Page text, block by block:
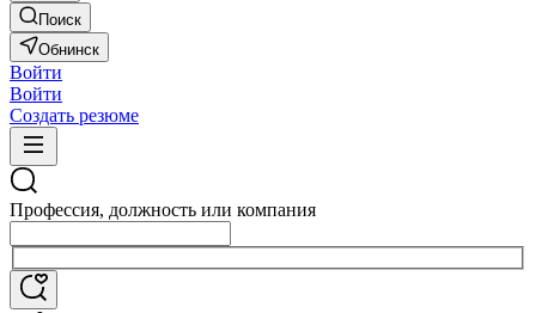
Поиск
Обнинск
Войти
Войти
Создать резюме
Профессия, должность или компания